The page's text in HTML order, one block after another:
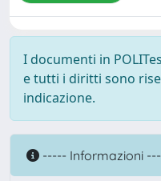
I documenti in
e tutti i diritti sono
indicazione.
----- Informazioni